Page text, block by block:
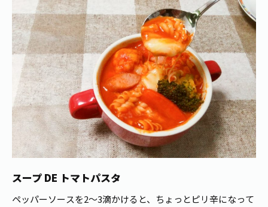
TULLY'S COFFEE
1日分の野菜
商品情報
ブランドから探す
カテゴリーから探す
キーワードから探す
お茶のいれ方
動画ギャラリー
レシピ集
お茶を知る
お茶百科
体験・イベント
見学・体験
工場見学
お茶の複合型博物館
食育・文化
食育・イベント
新俳句大賞
店舗・通販
店舗・通販
伊藤園の店舗トップ
茶寮伊藤園
店舗検索
通信販売トップ
お客様相談室
企業情報 GLOBAL
スープ DE トマトパスタ
ペッパーソースを2～3滴かけると、ちょっとピリ辛になって